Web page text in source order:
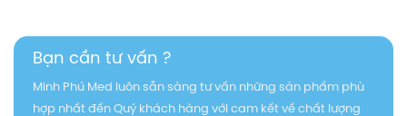
Bạn cần tư vấn ?
Minh Phú Med luôn sẵn sàng tư vấn những sản phẩm phù
hợp nhất đến Quý khách hàng với cam kết về chất lượng